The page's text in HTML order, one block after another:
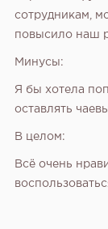
сотрудникам,
повысило наш
Минусы:
Я бы хотела
оставлять
В целом:
Всё очень